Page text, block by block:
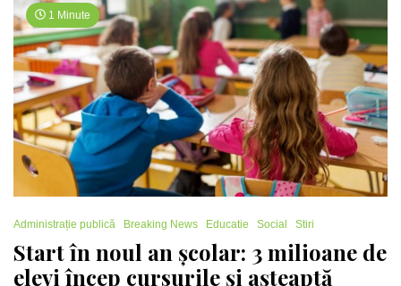
clasa
a
a,
sechestrat
și
umilit
de
colegi
mai
mari
1 Minute
Administrație publică Breaking News Educatie Social Stiri
Start în noul an școlar: 3 milioane de
elevi încep cursurile și așteaptă